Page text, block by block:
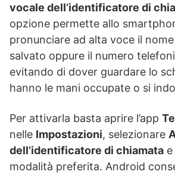
vocale dell’identificatore di
opzione permette allo
pronunciare ad alta voce il
salvato oppure il numero
evitando di dover guardare lo
hanno le mani occupate o si
Per attivarla basta aprire l’app
nelle Impostazioni, selezionare
dell’identificatore di chiamata
modalità preferita. Android